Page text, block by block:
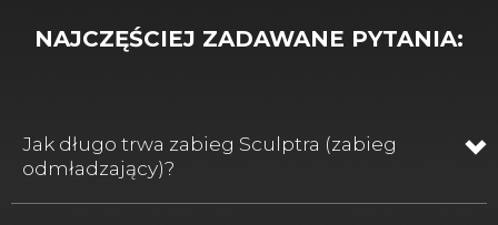
NAJCZĘŚCIEJ ZADAWANE PYTANIA:
Jak długo trwa zabieg Sculptra (zabieg
odmładzający)?